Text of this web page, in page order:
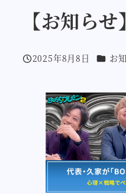
【お知ら
投稿日
2025年8月8日 カテゴ
お